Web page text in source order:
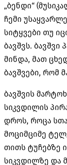
„ბენდი“
ჩემი
სიტყვები თუ
ბავშვს. ბავშვი
მინდა, მათ
ბავშვები, რომ
ბავშვის
სიკვდილის
დროს, როცა
მოციმციმე
თითს ტუჩებზე
სიკვდილზე და